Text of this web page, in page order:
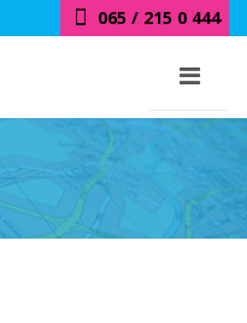
065 / 215 0 444